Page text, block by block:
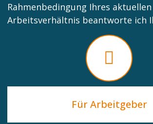
Rahmenbedingung Ihres aktuellen
Arbeitsverhältnis beantworte ich
Für Arbeitgeber